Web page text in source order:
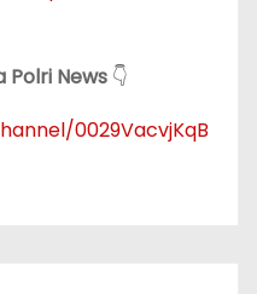
Polri News 👇
0029VacvjKqB